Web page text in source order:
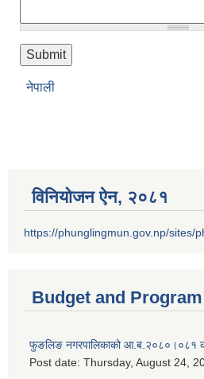
नेपाली
विनियोजन ऐन‚ २०८१
https://phunglingmun.gov.np/sites/
Budget and Program
फुङलिङ नगरपालिकाको आ.ब.२०८०।०८१
Post date: Thursday, August 24,